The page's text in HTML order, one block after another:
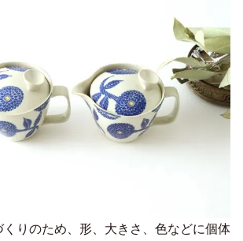
りのため、形、大きさ、色などに個体